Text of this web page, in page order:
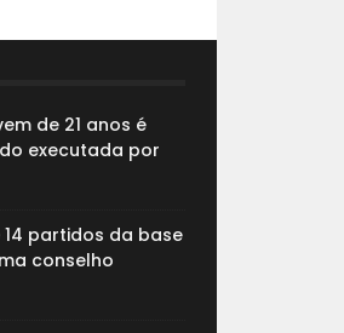
de 21 anos é
executada por
14 partidos da base
conselho